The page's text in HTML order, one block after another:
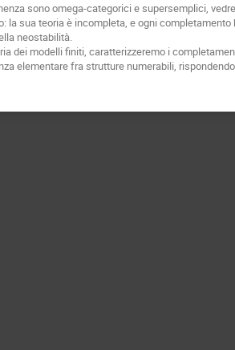
sono omega-categorici e supersemplici,
la sua teoria è incompleta, e ogni
neostabilità.
dei modelli finiti, caratterizzeremo i
elementare fra strutture numerabili,